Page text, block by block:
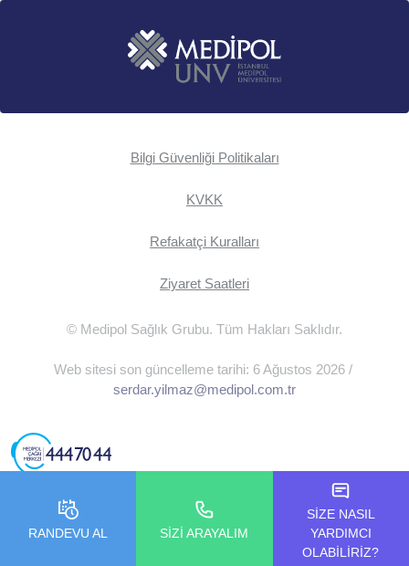
Bilgi Güvenliği Politikaları
KVKK
Refakatçi Kuralları
Ziyaret Saatleri
© Medipol Sağlık Grubu. Tüm Hakları Saklıdır.
Web sitesi son güncelleme tarihi: 6 Ağustos 2026 /
serdar.yilmaz@medipol.com.tr
RANDEVU AL SİZİ ARAYALIM
SİZE NASIL
YARDIMCI
OLABİLİRİZ?